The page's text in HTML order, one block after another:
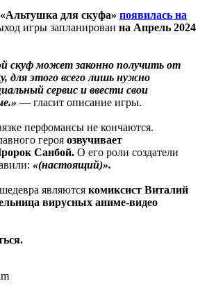
«Альтушка для скуфа» появилась на
игры запланирован на Апрель 2024
скуф может законно получить от
для этого всего лишь нужно
сервис и ввести свои
— гласит описание игры.
перфомансы не кончаются.
героя озвучивает
Санбой. О его роли создатели
«(настоящий)».
являются комиксист Виталий
вирусных аниме-видео